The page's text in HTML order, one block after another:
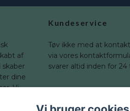
af
dine
Vi
Kundeservice
Tøv ikke med at
via vores
svarer altid inden for 24